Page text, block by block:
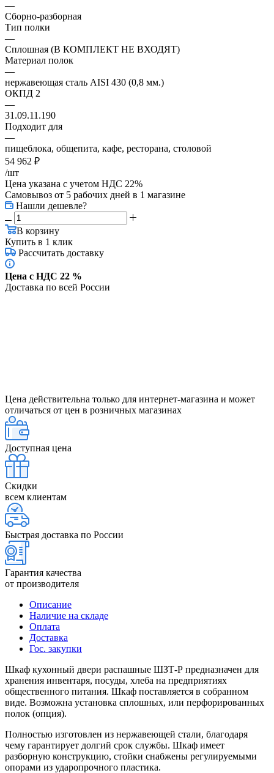
—
Сборно-разборная
Тип полки
—
Сплошная (В КОМПЛЕКТ НЕ ВХОДЯТ)
Материал полок
—
нержавеющая сталь AISI 430 (0,8 мм.)
ОКПД 2
—
31.09.11.190
Подходит для
—
пищеблока, общепита, кафе, ресторана, столовой
54 962 ₽
/шт
Цена указана с учетом НДС 22%
Самовывоз от 5 рабочих дней в 1 магазине
Нашли дешевле?
В корзину
Купить в 1 клик
Рассчитать доставку
Цена с НДС 22 %
Доставка по всей России
Цена действительна только для интернет-магазина и может
отличаться от цен в розничных магазинах
Доступная цена
Скидки
всем клиентам
Быстрая доставка по России
Гарантия качества
от производителя
Описание
Наличие на складе
Оплата
Доставка
Гос. закупки
Шкаф кухонный двери распашные ШЗТ-Р предназначен для
хранения инвентаря, посуды, хлеба на предприятиях
общественного питания. Шкаф поставляется в собранном
виде. Возможна установка сплошных, или перфорированных
полок (опция).
Полностью изготовлен из нержавеющей стали, благодаря
чему гарантирует долгий срок службы. Шкаф имеет
разборную конструкцию, стойки снабжены регулируемыми
опорами из ударопрочного пластика.